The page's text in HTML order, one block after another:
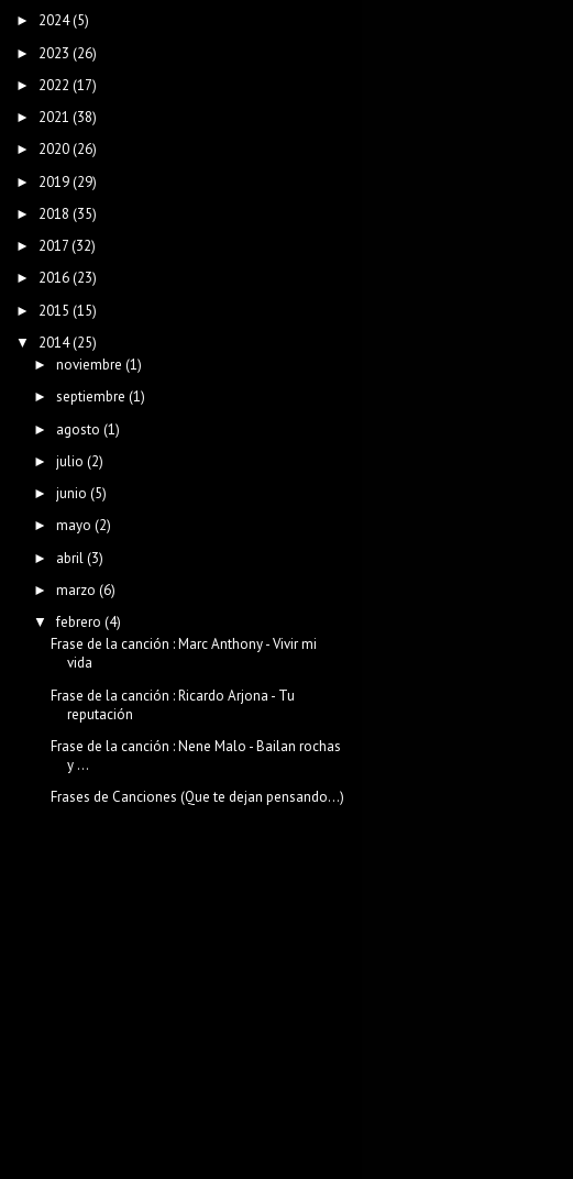
► 2024(5)
► 2023 (26)
► 2022 (17)
► 2021 (38)
► 2020(26)
► 2019(29)
► 2018 (35)
► 2017(32)
► 2016(23)
► 2015 (15)
▼ 2014(25)
► noviembre (1)
► septiembre (1)
► agosto (1)
► julio (2)
► junio (5)
► mayo (2)
► abril (3)
► marzo (6)
▼ febrero (4)
Frase de la canción : Marc Anthony - Vivir mi
vida
Frase de la canción : Ricardo Arjona - Tu
reputación
Frase de la canción : Nene Malo - Bailan rochas
y ...
Frases de Canciones (Que te dejan pensando...)